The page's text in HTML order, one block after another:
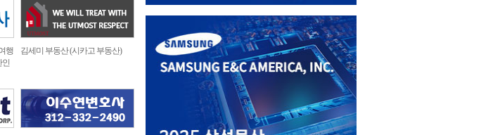
행
인
김세미 부동산 (시카고 부동산)